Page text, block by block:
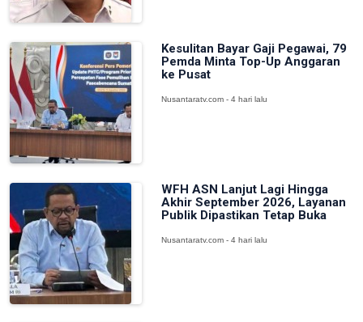
Kesulitan Bayar Gaji Pegawai, 79
Pemda Minta Top-Up Anggaran
ke Pusat
Nusantaratv.com - 4 hari lalu
WFH ASN Lanjut Lagi Hingga
Akhir September 2026, Layanan
Publik Dipastikan Tetap Buka
Nusantaratv.com - 4 hari lalu